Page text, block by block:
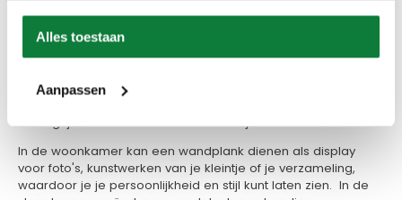
Alles toestaan
Aanpassen
140 cm: Van keuken tot badkamer
Een wandplank is niet alleen praktisch, maar ook een
biedt een wandplank een perfecte plek voor kruidenpotten,
belangrijke items binnen handbereik tijdens het koken.
In de woonkamer kan een wandplank dienen als display
voor foto's, kunstwerken van je kleintje of je verzameling,
waardoor je je persoonlijkheid en stijl kunt laten zien. In de